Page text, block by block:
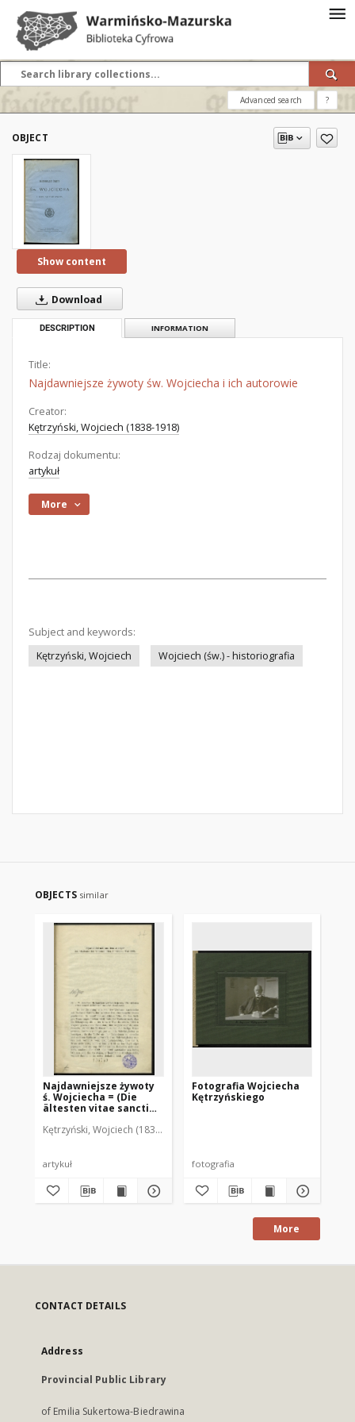
Advanced search ?
OBJECT
Show content
Download
DESCRIPTION INFORMATION
Title:
Najdawniejsze żywoty św. Wojciecha i ich autorowie
Creator:
Kętrzyński, Wojciech (1838-1918)
Rodzaj dokumentu:
artykuł
More
Subject and keywords:
Kętrzyński, Wojciech
Wojciech (św.) - historiografia
OBJECTS similar
Najdawniejsze żywoty
ś. Wojciecha = (Die
ältesten vitae sancti
Verfasser)
Kętrzyński, Wojciech (1838-1918)
artykuł
Fotografia Wojciecha
Kętrzyńskiego
fotografia
More
CONTACT DETAILS
Address
Provincial Public Library
of Emilia Sukertowa-Biedrawina